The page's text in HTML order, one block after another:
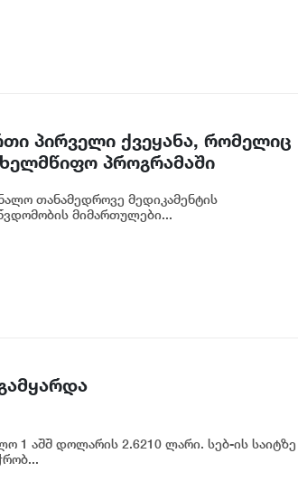
პირველი ქვეყანა, რომელიც
პროგრამაში
თანამედროვე მედიკამენტის
მიმართულები...
1 აშშ დოლარის 2.6210 ლარი. სებ-ის საიტზე